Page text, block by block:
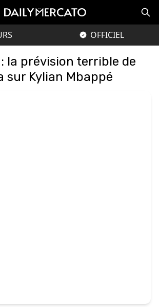
OFFICIEL
la prévision terrible de
sur Kylian Mbappé